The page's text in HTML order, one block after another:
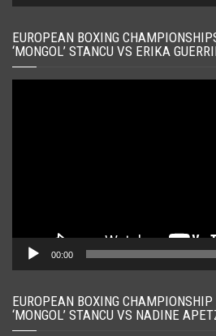
EUROPEAN BOXING
‘MONGOL’ STANCU VS ERIKA
00:00
EUROPEAN BOXING
‘MONGOL’ STANCU VS NADINE